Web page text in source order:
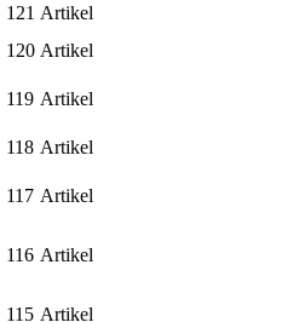
121 Artikel
120 Artikel
119 Artikel
118 Artikel
117 Artikel
116 Artikel
115 Artikel